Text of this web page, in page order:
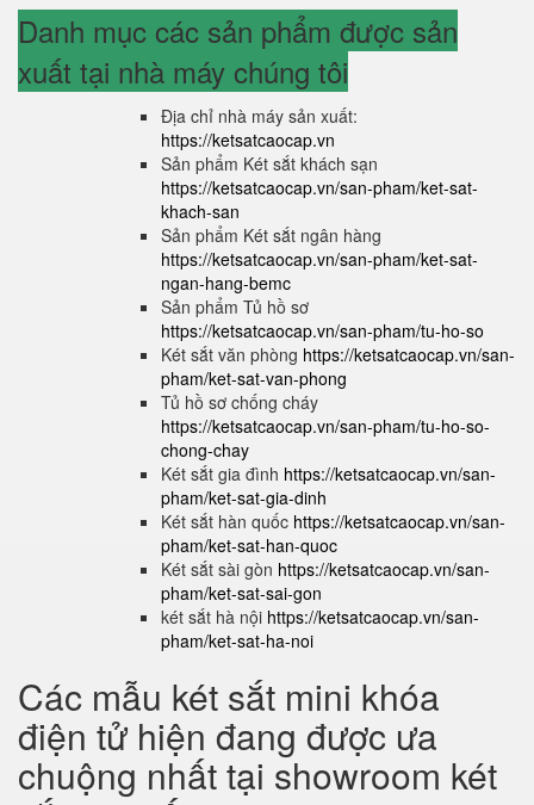
Danh mục các sản phẩm được sản
xuất tại nhà máy chúng tôi
Địa chỉ nhà máy sản xuất:
https://ketsatcaocap.vn
Sản phẩm Két sắt khách sạn
https://ketsatcaocap.vn/san-pham/ket-sat-
khach-san
Sản phẩm Két sắt ngân hàng
https://ketsatcaocap.vn/san-pham/ket-sat-
ngan-hang-bemc
Sản phẩm Tủ hồ sơ
https://ketsatcaocap.vn/san-pham/tu-ho-so
Két sắt văn phòng https://ketsatcaocap.vn/san-
pham/ket-sat-van-phong
Tủ hồ sơ chống cháy
https://ketsatcaocap.vn/san-pham/tu-ho-so-
chong-chay
Két sắt gia đình https://ketsatcaocap.vn/san-
pham/ket-sat-gia-dinh
Két sắt hàn quốc https://ketsatcaocap.vn/san-
pham/ket-sat-han-quoc
Két sắt sài gòn https://ketsatcaocap.vn/san-
pham/ket-sat-sai-gon
két sắt hà nội https://ketsatcaocap.vn/san-
pham/ket-sat-ha-noi
Các mẫu két sắt mini khóa
điện tử hiện đang được ưa
chuộng nhất tại showroom két